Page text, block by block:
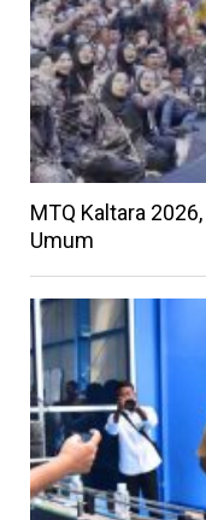
MTQ Kaltara
Umum